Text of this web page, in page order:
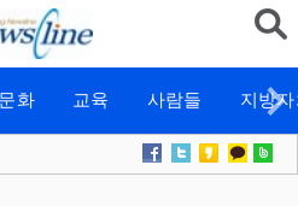
문화 교육 사람들 지방